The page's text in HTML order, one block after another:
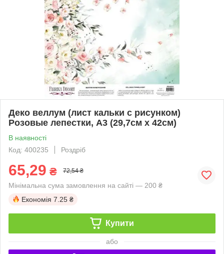
Деко веллум (лист кальки с рисунком)
Розовые лепестки, А3 (29,7см х 42см)
В наявності
Код: 400235
Роздріб
65,29 ₴ 72,54 ₴
Мінімальна сума замовлення на сайті — 200 ₴
Економія 7.25 ₴
Купити
або